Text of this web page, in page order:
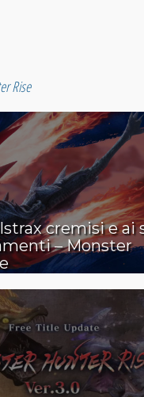
Rise
cremisi e ai
– Monster